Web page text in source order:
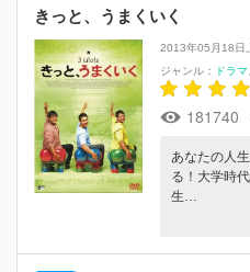
きっと、うまくいく
2013年05月18日
ジャンル：
ドラマ
181740
あなたの人
る！大学時
生…